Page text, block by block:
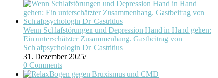
Wenn Schlafstörungen und Depression Hand in Hand gehen:
Ein unterschätzter Zusammenhang. Gastbeitrag von
Schlafpsychologin Dr. Castritius
31. Dezember 2025/
0 Comments